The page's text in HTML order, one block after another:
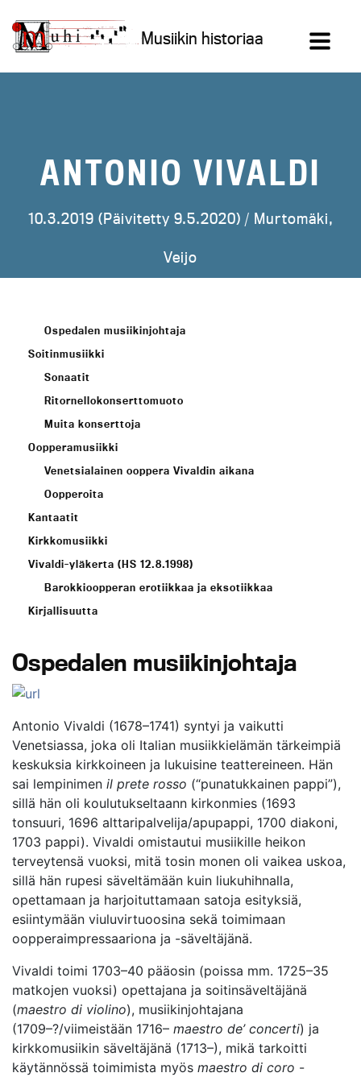
sisältöön
Musiikin historiaa
ANTONIO VIVALDI
10.3.2019 (Päivitetty 9.5.2020) / Murtomäki,
Veijo
Ospedalen musiikinjohtaja
Soitinmusiikki
Sonaatit
Ritornellokonserttomuoto
Muita konserttoja
Oopperamusiikki
Venetsialainen ooppera Vivaldin aikana
Oopperoita
Kantaatit
Kirkkomusiikki
Vivaldi-yläkerta (HS 12.8.1998)
Barokkioopperan erotiikkaa ja eksotiikkaa
Kirjallisuutta
Ospedalen musiikinjohtaja
Antonio Vivaldi (1678–1741) syntyi ja vaikutti
Venetsiassa, joka oli Italian musiikkielämän tärkeimpiä
keskuksia kirkkoineen ja lukuisine teattereineen. Hän
sai lempinimen il prete rosso (“punatukkainen pappi”),
sillä hän oli koulutukseltaann kirkonmies (1693
tonsuuri, 1696 alttaripalvelija/apupappi, 1700 diakoni,
1703 pappi). Vivaldi omistautui musiikille heikon
terveytensä vuoksi, mitä tosin monen oli vaikea uskoa,
sillä hän rupesi säveltämään kuin liukuhihnalla,
opettamaan ja harjoituttamaan satoja esityksiä,
esiintymään viuluvirtuoosina sekä toimimaan
oopperaimpressaariona ja -säveltäjänä.
Vivaldi toimi 1703–40 pääosin (poissa mm. 1725–35
matkojen vuoksi) opettajana ja soitinsäveltäjänä
(maestro di violino), musiikinjohtajana
(1709–?/viimeistään 1716– maestro de’ concerti) ja
kirkkomusiikin säveltäjänä (1713–), mikä tarkoitti
käytännössä toimimista myös maestro di coro -